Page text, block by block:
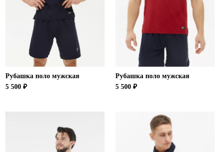
Ханты-Мансийский автономный округ (3)
Челябинская область (2)
Ямало-Ненецкий автономный округ (1)
Ярославская область (1)
Рубашка поло мужская
5 500 ₽
Рубашка поло мужская
5 500 ₽